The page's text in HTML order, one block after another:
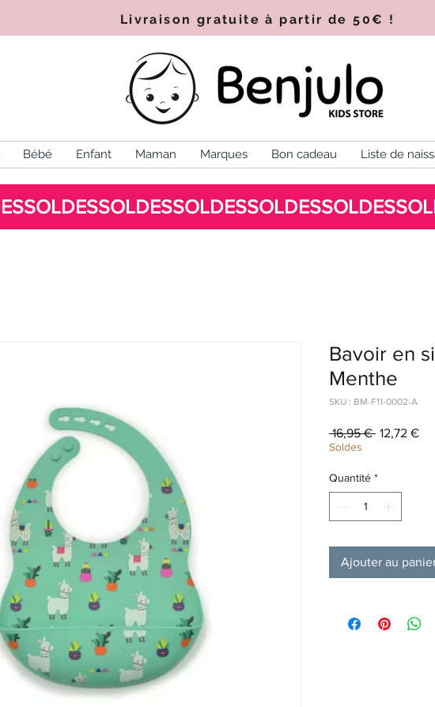
Livraison gratuite à partir de 50€ !
Bébé Enfant Maman Marques Bon cadeau Liste de
Bavoir en
Menthe
SKU : BM-F11-0002-A
16,95 € Prix
12,72 €Prix
Soldes
Quantité *
Ajouter au